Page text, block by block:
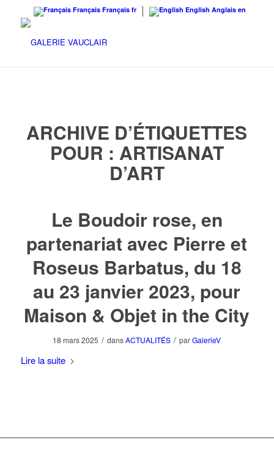
Français Français fr English Anglais en
ARCHIVE D’ÉTIQUETTES
POUR : ARTISANAT
D’ART
Le Boudoir rose, en
partenariat avec Pierre et
Roseus Barbatus, du 18
au 23 janvier 2023, pour
Maison & Objet in the City
18 mars 2025 / dansACTUALITÉS / parGalerieV
Lire la suite